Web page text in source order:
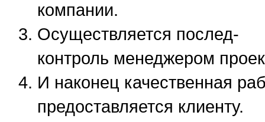
компании.
Осуществляется послед-
контроль менеджером
И наконец качественная
предоставляется клиенту.